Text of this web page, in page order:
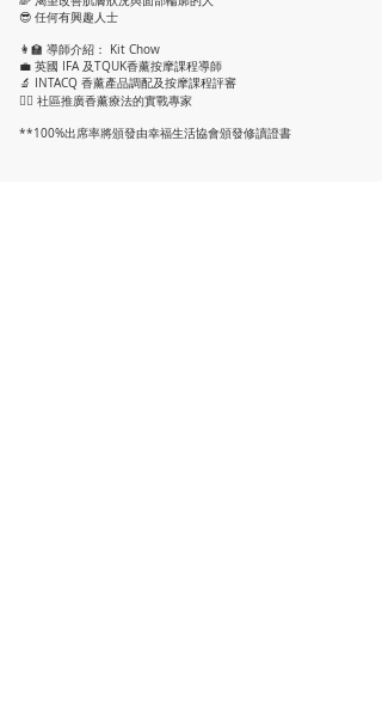
😎 任何有興趣人士
👩‍🏫 導師介紹： Kit Chow
💼 英國 IFA 及TQUK香薰按摩課程導師
🔬 INTACQ 香薰產品調配及按摩課程評審
👩‍⚕️ 社區推廣香薰療法的實戰專家
**100%出席率將頒發由幸福生活協會頒發修讀證書